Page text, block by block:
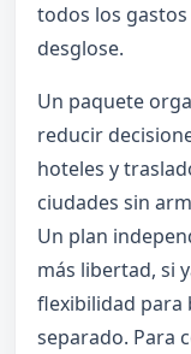
todos los
desglose.
Un paquete
reducir
hoteles y
ciudades sin
Un plan
más libertad, si
flexibilidad para
separado. Para